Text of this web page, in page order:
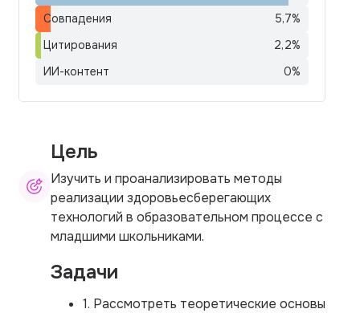
Совпадения
5,7%
Цитирования
2,2%
ИИ-контент
0%
Цель
Изучить и проанализировать методы
реализации здоровьесберегающих
технологий в образовательном процессе с
младшими школьниками.
Задачи
1. Рассмотреть теоретические основы